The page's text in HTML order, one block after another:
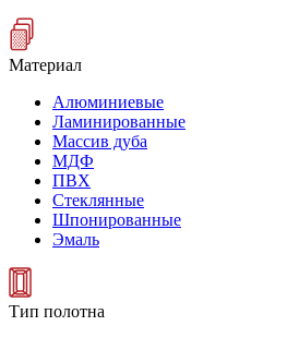
Материал
Алюминиевые
Ламинированные
Массив дуба
МДФ
ПВХ
Стеклянные
Шпонированные
Эмаль
Тип полотна